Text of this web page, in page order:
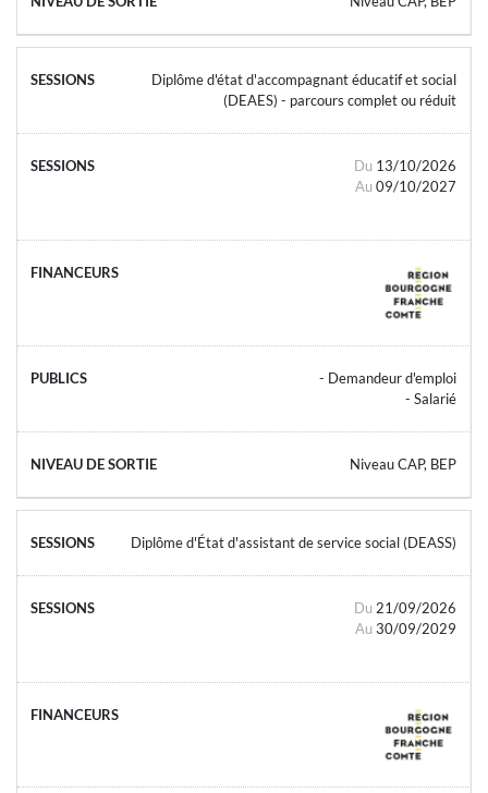
Diplôme d'état d'accompagnant éducatif et social
(DEAES) - parcours complet ou réduit
Du 13/10/2026
Au 09/10/2027
- Demandeur d'emploi
- Salarié
Niveau CAP, BEP
Diplôme d'État d'assistant de service social (DEASS)
Du 21/09/2026
Au 30/09/2029